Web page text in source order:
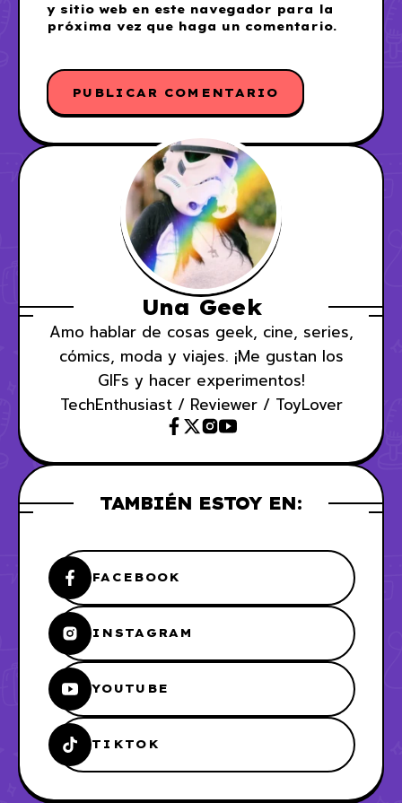
y sitio web en este navegador para la
próxima vez que haga un comentario.
Una Geek
Amo hablar de cosas geek, cine, series,
cómics, moda y viajes. ¡Me gustan los
GIFs y hacer experimentos!
TechEnthusiast / Reviewer / ToyLover
TAMBIÉN ESTOY EN:
FACEBOOK
INSTAGRAM
YOUTUBE
TIKTOK